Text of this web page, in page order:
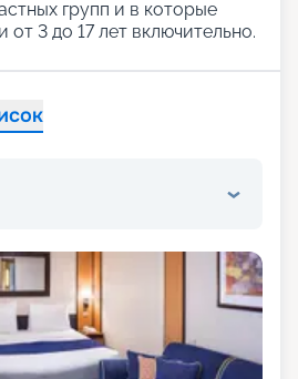
групп и в которые
от 3 до 17 лет включительно.